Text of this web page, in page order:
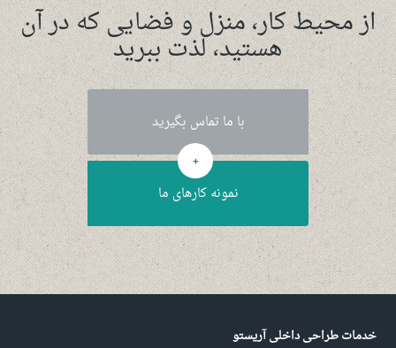
از محیط کار، منزل و فضایی که در آن
هستید، لذت ببرید
با ما تماس بگیرید
+
نمونه کارهای ما
خدمات طراحی داخلی آریستو